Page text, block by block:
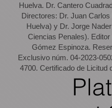
Huelva. Dr. Cantero
Directores: Dr. Juan
Huelva) y Dr. Jorge
Ciencias Penales).
Gómez Espinoza.
Exclusivo núm. 04-2023-
4700. Certificado de Licitud